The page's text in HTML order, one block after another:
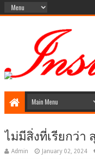
Social
ไม่มีสิ่งที่เรียกว่า
Admin January 02, 2024